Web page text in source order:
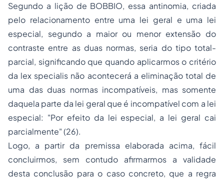
Segundo a lição de BOBBIO, essa antinomia, criada
pelo relacionamento entre uma lei geral e uma lei
especial, segundo a maior ou menor extensão do
contraste entre as duas normas, seria do tipo total-
parcial, significando que quando aplicarmos o critério
da lex specialis não acontecerá a eliminação total de
uma das duas normas incompatíveis, mas somente
daquela parte da lei geral que é incompatível com a lei
especial: "Por efeito da lei especial, a lei geral cai
parcialmente"(26).
Logo, a partir da premissa elaborada acima, fácil
concluirmos, sem contudo afirmarmos a validade
desta conclusão para o caso concreto, que a regra